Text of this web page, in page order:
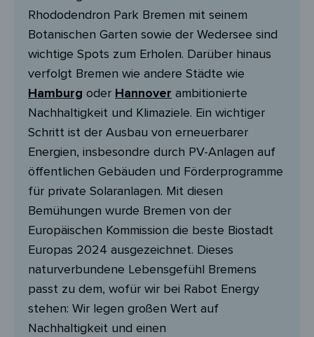
Rhododendron Park Bremen mit seinem
Botanischen Garten sowie der Wedersee sind
wichtige Spots zum Erholen. Darüber hinaus
verfolgt Bremen wie andere Städte wie
Hamburg oder Hannover ambitionierte
Nachhaltigkeit und Klimaziele. Ein wichtiger
Schritt ist der Ausbau von erneuerbarer
Energien, insbesondre durch PV-Anlagen auf
öffentlichen Gebäuden und Förderprogramme
für private Solaranlagen. Mit diesen
Bemühungen wurde Bremen von der
Europäischen Kommission die beste Biostadt
Europas 2024 ausgezeichnet. Dieses
naturverbundene Lebensgefühl Bremens
passt zu dem, wofür wir bei Rabot Energy
stehen: Wir legen großen Wert auf
Nachhaltigkeit und einen